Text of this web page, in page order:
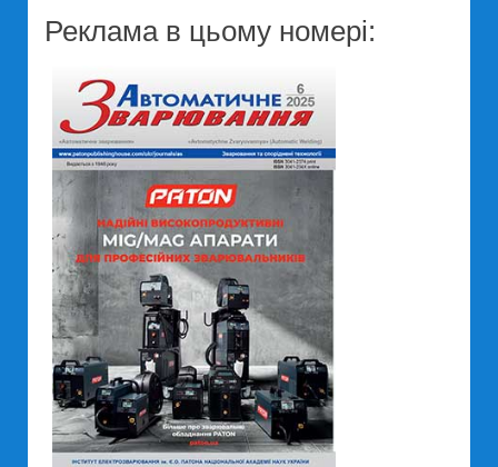
Реклама в цьому номері: